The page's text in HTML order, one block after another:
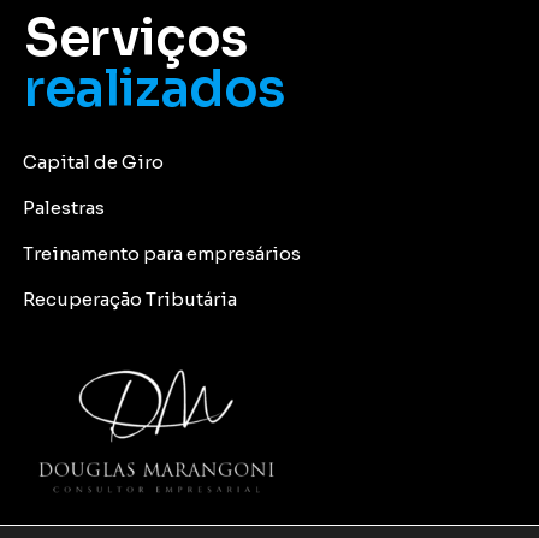
Serviços
realizados
Capital de Giro
Palestras
Treinamento para empresários
Recuperação Tributária